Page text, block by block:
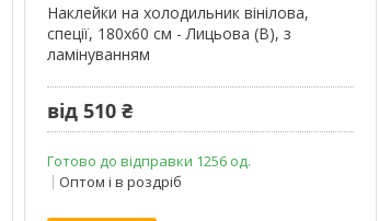
Наклейки на холодильник вінілова,
спеції, 180х60 см - Лицьова (В), з
ламінуванням
від 510 ₴
Готово до відправки 1256 од.
Оптом і в роздріб